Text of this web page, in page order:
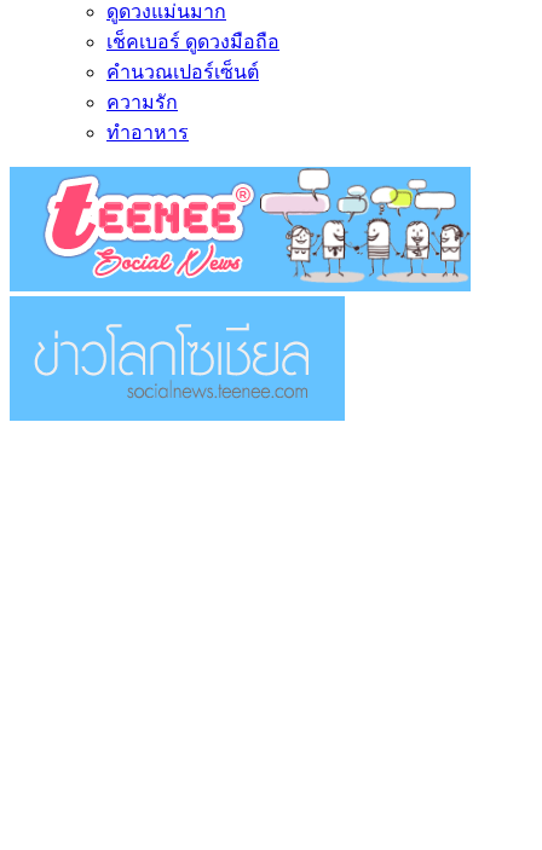
ดูดวงแม่นมาก
เช็คเบอร์ ดูดวงมือถือ
คำนวณเปอร์เซ็นต์
ความรัก
ทำอาหาร